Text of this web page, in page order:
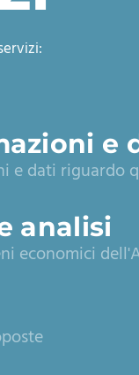
e
e dati riguardo
analisi
economici